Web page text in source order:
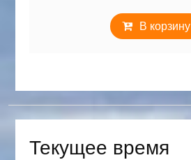
В корзину
Текущее время